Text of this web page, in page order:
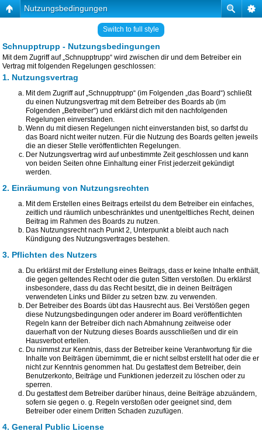
Nutzungsbedingungen
Switch to full style
Schnupptrupp - Nutzungsbedingungen
Mit dem Zugriff auf „Schnupptrupp“ wird zwischen dir und dem Betreiber ein
Vertrag mit folgenden Regelungen geschlossen:
1. Nutzungsvertrag
Mit dem Zugriff auf „Schnupptrupp“ (im Folgenden „das Board“) schließt
du einen Nutzungsvertrag mit dem Betreiber des Boards ab (im
Folgenden „Betreiber“) und erklärst dich mit den nachfolgenden
Regelungen einverstanden.
Wenn du mit diesen Regelungen nicht einverstanden bist, so darfst du
das Board nicht weiter nutzen. Für die Nutzung des Boards gelten jeweils
die an dieser Stelle veröffentlichten Regelungen.
Der Nutzungsvertrag wird auf unbestimmte Zeit geschlossen und kann
von beiden Seiten ohne Einhaltung einer Frist jederzeit gekündigt
werden.
2. Einräumung von Nutzungsrechten
Mit dem Erstellen eines Beitrags erteilst du dem Betreiber ein einfaches,
zeitlich und räumlich unbeschränktes und unentgeltliches Recht, deinen
Beitrag im Rahmen des Boards zu nutzen.
Das Nutzungsrecht nach Punkt 2, Unterpunkt a bleibt auch nach
Kündigung des Nutzungsvertrages bestehen.
3. Pflichten des Nutzers
Du erklärst mit der Erstellung eines Beitrags, dass er keine Inhalte enthält,
die gegen geltendes Recht oder die guten Sitten verstoßen. Du erklärst
insbesondere, dass du das Recht besitzt, die in deinen Beiträgen
verwendeten Links und Bilder zu setzen bzw. zu verwenden.
Der Betreiber des Boards übt das Hausrecht aus. Bei Verstößen gegen
diese Nutzungsbedingungen oder anderer im Board veröffentlichten
Regeln kann der Betreiber dich nach Abmahnung zeitweise oder
dauerhaft von der Nutzung dieses Boards ausschließen und dir ein
Hausverbot erteilen.
Du nimmst zur Kenntnis, dass der Betreiber keine Verantwortung für die
Inhalte von Beiträgen übernimmt, die er nicht selbst erstellt hat oder die er
nicht zur Kenntnis genommen hat. Du gestattest dem Betreiber, dein
Benutzerkonto, Beiträge und Funktionen jederzeit zu löschen oder zu
sperren.
Du gestattest dem Betreiber darüber hinaus, deine Beiträge abzuändern,
sofern sie gegen o. g. Regeln verstoßen oder geeignet sind, dem
Betreiber oder einem Dritten Schaden zuzufügen.
4. General Public License